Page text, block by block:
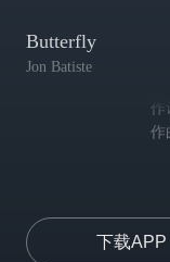
Butterfly
Jon Batiste
作
作
Take
下载APP